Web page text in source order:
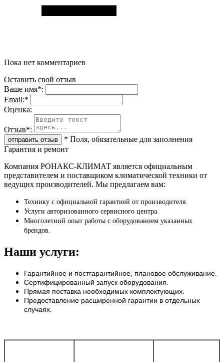
Пока нет комментариев
Оставить свой отзыв
Ваше имя*:
Email:*
Oценка:
Отзыв*:
* Поля, обязательные для заполнения
Гарантия и ремонт
Компания РОНАКС-КЛИМАТ является официальным
представителем и поставщиком климатической техники от
ведущих производителей. Мы предлагаем вам:
Технику с официальной гарантией от производителя.
Услуги авторизованного сервисного центра.
Многолетний опыт работы с оборудованием указанных
брендов.
Наши услуги:
Гарантийное и постгарантийное, плановое обслуживание.
Сертифицированный запуск оборудования.
Прямая поставка необходимых комплектующих.
Предоставление расширенной гарантии в отдельных
случаях.